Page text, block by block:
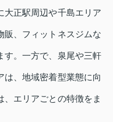
大正駅周辺や千島エリア
販、フィットネスジムな
す。一方で、泉尾や三軒
は、地域密着型業態に向
エリアごとの特徴をま